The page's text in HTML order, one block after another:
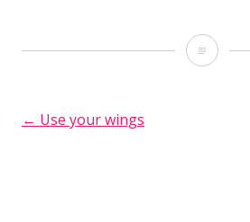
Polski
POST
← Use your wings